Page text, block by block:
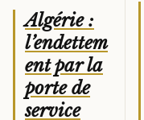
Algérie :
l’endettem
ent par la
porte de
service